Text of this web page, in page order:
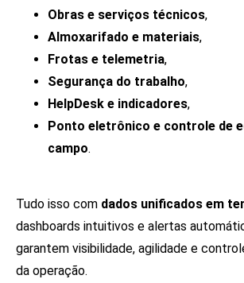
Obras e serviços técnicos,
Almoxarifado e materiais,
Frotas e telemetria,
Segurança do trabalho,
HelpDesk e indicadores,
Ponto eletrônico e controle de
campo.
Tudo isso com dados unificados em
dashboards intuitivos e alertas
garantem visibilidade, agilidade e
da operação.